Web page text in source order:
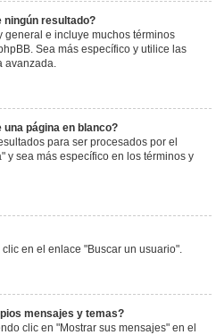
ningún resultado?
general e incluye muchos términos
Sea más específico y utilice las
avanzada.
página en blanco?
para ser procesados por el
y sea más específico en los términos y
en el enlace "Buscar un usuario".
mensajes y temas?
clic en "Mostrar sus mensajes" en el